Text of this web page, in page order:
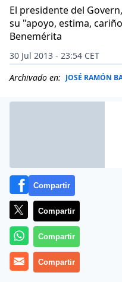
El presidente del
su "apoyo, estima,
Benemérita
30 Jul 2013 - 23:54 CET
Archivado en: JOSÉ RAMÓN
El presidente del Govern,
Compartir
Compartir
Compartir
Compartir